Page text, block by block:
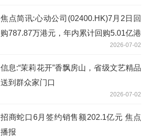
焦点简讯:心动公司(02400.HK)7月2日回
购787.87万港元，年内累计回购5.01亿港
2026-07-02
信息:“茉莉花开”香飘房山，省级文艺精品
送到群众家门口
2026-07-02
招商蛇口6月签约销售额202.1亿元 焦点
播报